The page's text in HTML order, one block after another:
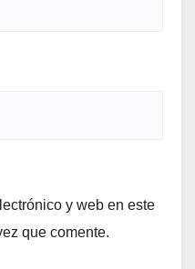
y web en este
que comente.